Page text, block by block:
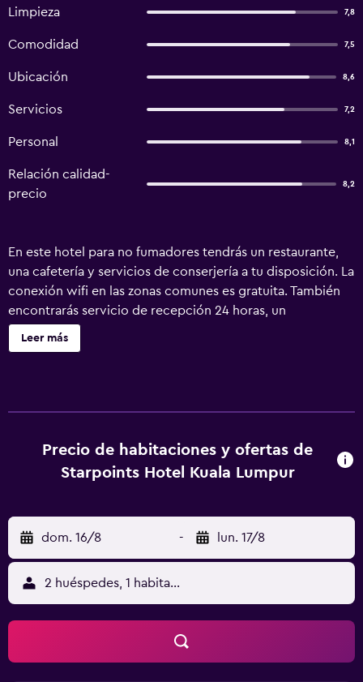
Limpieza 7,8
Comodidad 7,5
Ubicación 8,6
Servicios 7,2
Personal 8,1
Relación calidad-
precio
8,2
En este hotel para no fumadores tendrás un restaurante,
una cafetería y servicios de conserjería a tu disposición. La
conexión wifi en las zonas comunes es gratuita. También
encontrarás servicio de recepción 24 horas, un
supermercado y una caja fuerte en la recepción. Se ofrece
un servicio de limpieza a petición. Starpoints Hotel Kuala
Leer más
Precio de habitaciones y ofertas de
Starpoints Hotel Kuala Lumpur
dom. 16/8 - lun. 17/8
2 huéspedes, 1 habitación